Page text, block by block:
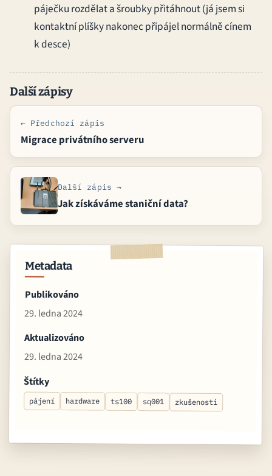
páječku rozdělat a šroubky přitáhnout (já jsem si
kontaktní plíšky nakonec připájel normálně cínem
k desce)
Další zápisy
← Předchozí zápis
Migrace privátního serveru
Další zápis →
Jak získáváme staniční data?
Metadata
Publikováno
29. ledna 2024
Aktualizováno
29. ledna 2024
Štítky
pájení hardware ts100 sq001 zkušenosti